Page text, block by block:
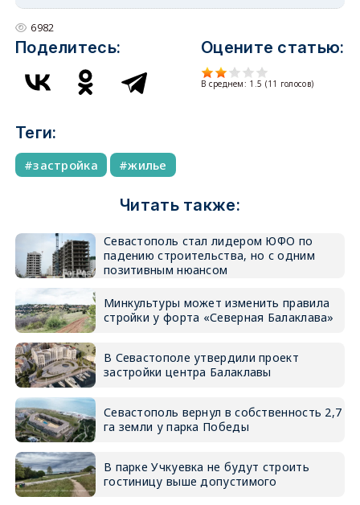
6982
Поделитесь: Оцените статью:
В среднем: 1.5 (11 голосов)
Теги:
застройка жилье
Читать также:
Севастополь стал лидером ЮФО по
падению строительства, но с одним
позитивным нюансом
Минкультуры может изменить правила
стройки у форта «Северная Балаклава»
В Севастополе утвердили проект
застройки центра Балаклавы
Севастополь вернул в собственность 2,7
га земли у парка Победы
В парке Учкуевка не будут строить
гостиницу выше допустимого